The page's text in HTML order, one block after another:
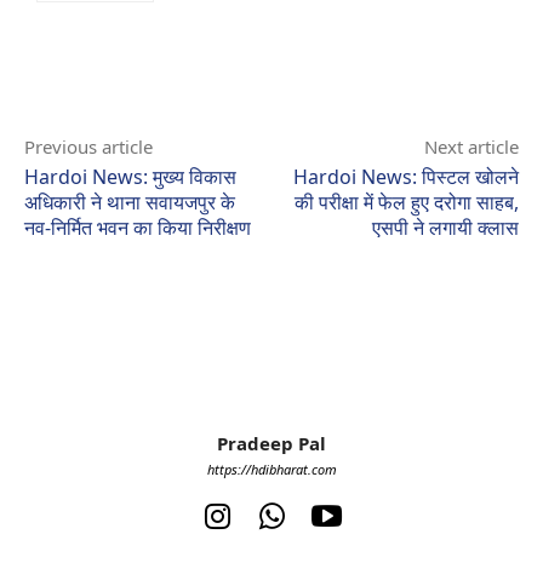
Previous article
Hardoi News: मुख्य विकास
अधिकारी ने थाना सवायजपुर के
नव-निर्मित भवन का किया निरीक्षण
Next article
Hardoi News: पिस्टल खोलने
की परीक्षा में फेल हुए दरोगा साहब,
एसपी ने लगायी क्लास
Pradeep Pal
https://hdibharat.com